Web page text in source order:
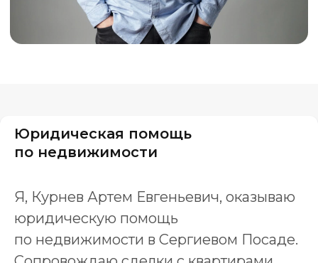
Юридическая помощь
по недвижимости
Я, Курнев Артем Евгеньевич, оказываю
юридическую помощь
по недвижимости в Сергиевом Посаде.